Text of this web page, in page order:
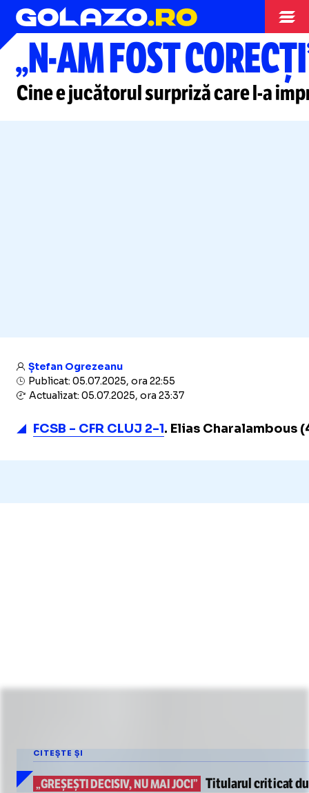
Superliga
„N-AMFOST
Cine e jucătorul surpriză carel-a
Ștefan Ogrezeanu
Publicat: 05.07.2025, ora 22:55
Actualizat: 05.07.2025, ora 23:37
FCSB - CFR CLUJ 2-1. Elias Charalambous
CITEȘTE ȘI
„GREȘEȘTI DECISIV, NU MAI JOCI” Titularulcriticat